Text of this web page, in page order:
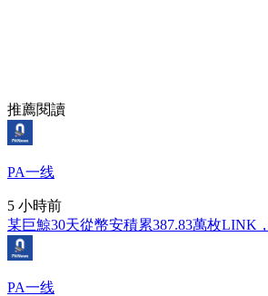
推薦閱讀
PA一线
5 小時前
某巨鯨30天從幣安積累387.83萬枚LINK
PA一线